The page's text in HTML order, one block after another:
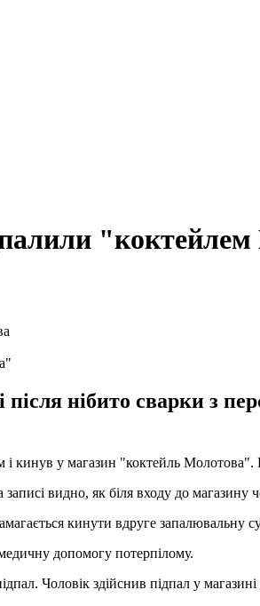
після нібито сварки з
у магазин "коктейль Молотова".
видно, як біля входу до
кинути вдруге
допомогу потерпілому.
Чоловік здійснив підпал у